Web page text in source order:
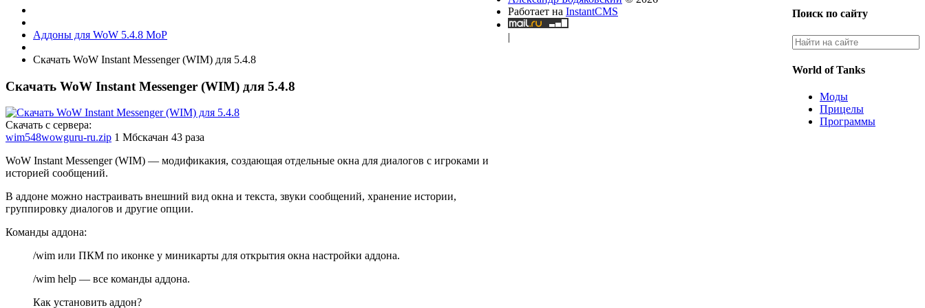
Аддоны для WoW 5.4.8 MoP
Скачать WoW Instant Messenger (WIM) для 5.4.8
Скачать WoW Instant Messenger (WIM) для 5.4.8
Скачать с сервера:
wim548wowguru-ru.zip 1 Мбскачан 43 раза
WoW Instant Messenger (WIM) — модификакия, создающая отдельные окна для диалогов с игроками и
историей сообщений.
В аддоне можно настраивать внешний вид окна и текста, звуки сообщений, хранение истории,
группировку диалогов и другие опции.
Команды аддона:
/wim или ПКМ по иконке у миникарты для открытия окна настройки аддона.
/wim help — все команды аддона.
Как установить аддон?
Поиск по сайту
World of Tanks
Моды
Прицелы
Программы
Работает на InstantCMS
|